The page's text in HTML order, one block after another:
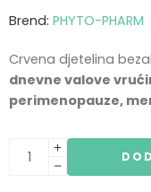
Brend: PHYTO-PHARM
Crvena djetelina
dnevne valove
perimenopauze,